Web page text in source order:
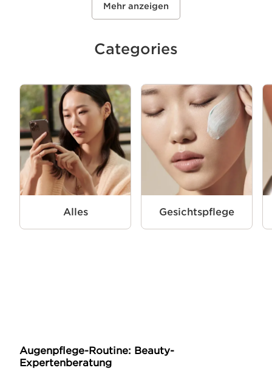
Mehr anzeigen
Categories
Alles Gesichtspflege
Augenpflege-Routine: Beauty-
Expertenberatung